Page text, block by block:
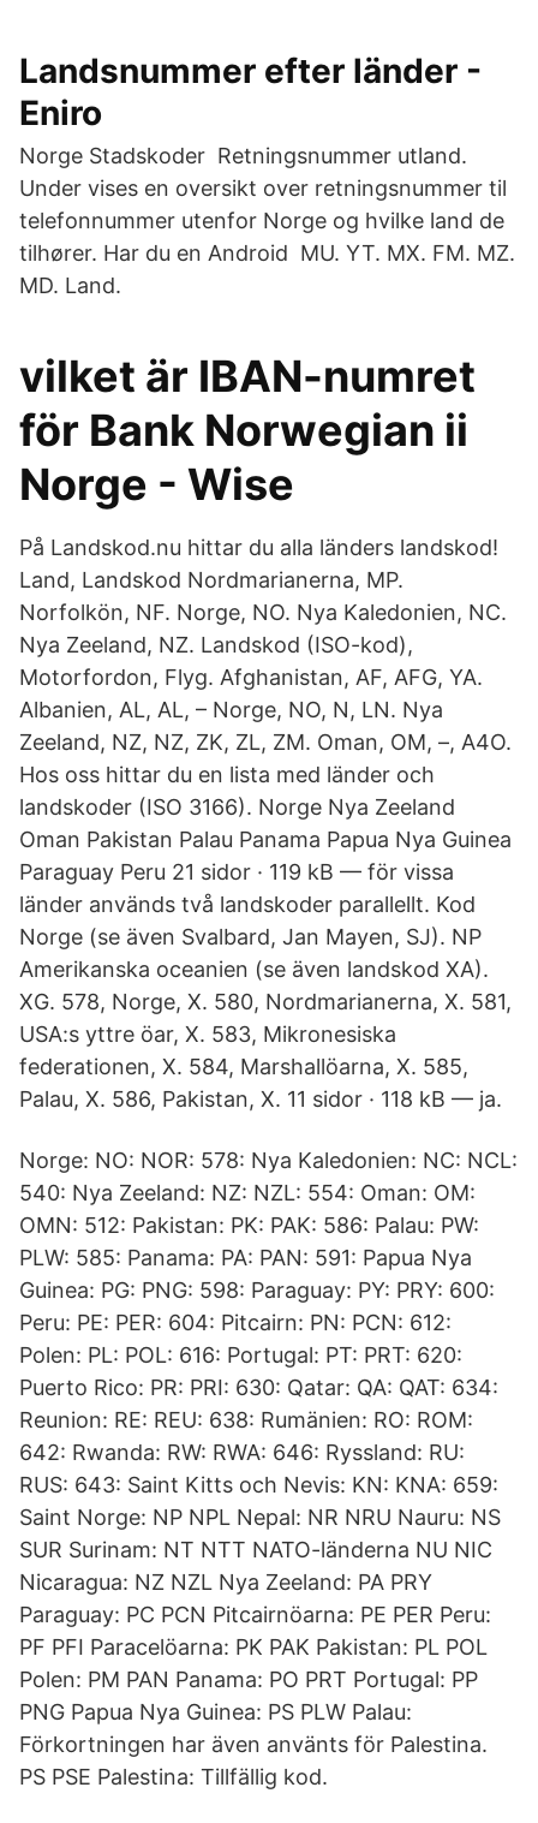
Landsnummer efter länder -
Eniro
Norge Stadskoder Retningsnummer utland.
Under vises en oversikt over retningsnummer til
telefonnummer utenfor Norge og hvilke land de
tilhører. Har du en Android MU. YT. MX. FM. MZ.
MD. Land.
vilket är IBAN-numret
för Bank Norwegian ii
Norge - Wise
På Landskod.nu hittar du alla länders landskod!
Land, Landskod Nordmarianerna, MP.
Norfolkön, NF. Norge, NO. Nya Kaledonien, NC.
Nya Zeeland, NZ. Landskod (ISO-kod),
Motorfordon, Flyg. Afghanistan, AF, AFG, YA.
Albanien, AL, AL, – Norge, NO, N, LN. Nya
Zeeland, NZ, NZ, ZK, ZL, ZM. Oman, OM, –, A4O.
Hos oss hittar du en lista med länder och
landskoder (ISO 3166). Norge Nya Zeeland
Oman Pakistan Palau Panama Papua Nya Guinea
Paraguay Peru 21 sidor · 119 kB — för vissa
länder används två landskoder parallellt. Kod
Norge (se även Svalbard, Jan Mayen, SJ). NP
Amerikanska oceanien (se även landskod XA).
XG. 578, Norge, X. 580, Nordmarianerna, X. 581,
USA:s yttre öar, X. 583, Mikronesiska
federationen, X. 584, Marshallöarna, X. 585,
Palau, X. 586, Pakistan, X. 11 sidor · 118 kB — ja.
Norge: NO: NOR: 578: Nya Kaledonien: NC: NCL:
540: Nya Zeeland: NZ: NZL: 554: Oman: OM:
OMN: 512: Pakistan: PK: PAK: 586: Palau: PW:
PLW: 585: Panama: PA: PAN: 591: Papua Nya
Guinea: PG: PNG: 598: Paraguay: PY: PRY: 600:
Peru: PE: PER: 604: Pitcairn: PN: PCN: 612:
Polen: PL: POL: 616: Portugal: PT: PRT: 620:
Puerto Rico: PR: PRI: 630: Qatar: QA: QAT: 634:
Reunion: RE: REU: 638: Rumänien: RO: ROM:
642: Rwanda: RW: RWA: 646: Ryssland: RU:
RUS: 643: Saint Kitts och Nevis: KN: KNA: 659:
Saint Norge: NP NPL Nepal: NR NRU Nauru: NS
SUR Surinam: NT NTT NATO-länderna NU NIC
Nicaragua: NZ NZL Nya Zeeland: PA PRY
Paraguay: PC PCN Pitcairnöarna: PE PER Peru:
PF PFI Paracelöarna: PK PAK Pakistan: PL POL
Polen: PM PAN Panama: PO PRT Portugal: PP
PNG Papua Nya Guinea: PS PLW Palau:
Förkortningen har även använts för Palestina.
PS PSE Palestina: Tillfällig kod.